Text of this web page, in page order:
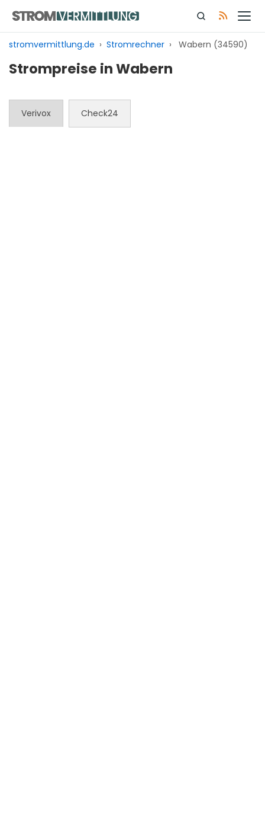
Inhalt
springen
stromvermittlung.de › Stromrechner › Wabern (34590)
Strompreise in Wabern
Verivox Check24